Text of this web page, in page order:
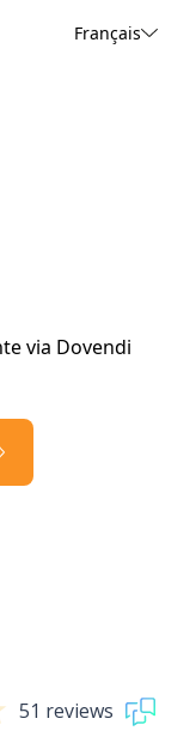
Français
via Dovendi
51 reviews